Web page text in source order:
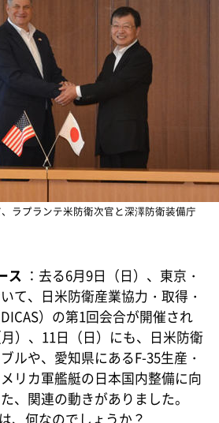
ラプランテ米防衛次官と深澤防衛装備庁
ス ：去る6月9日（日）、東京・
て、日米防衛産業協力・取得・
）の第1回会合が開催され
）、11日（日）にも、日米防衛
ルや、愛知県にあるF-35生産・
リカ軍艦艇の日本国内整備に向
、関連の動きがありました。
、何なのでしょうか？